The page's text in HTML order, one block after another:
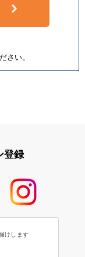
さい。
登録
けします